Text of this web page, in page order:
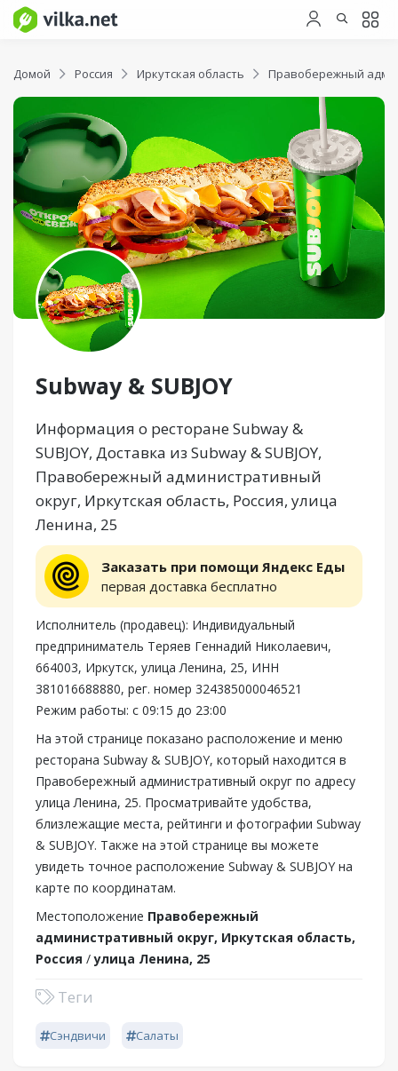
Домой Россия Иркутская область Правобережный
Subway & SUBJOY
Информация о ресторане Subway &
SUBJOY, Доставка из Subway & SUBJOY,
Правобережный административный
округ, Иркутская область, Россия, улица
Ленина, 25
Заказать при помощи Яндекс Еды
первая доставка бесплатно
Исполнитель (продавец): Индивидуальный
предприниматель Теряев Геннадий Николаевич,
664003, Иркутск, улица Ленина, 25, ИНН
381016688880, рег. номер 324385000046521
Режим работы: с 09:15 до 23:00
На этой странице показано расположение и меню
ресторана Subway & SUBJOY, который находится в
Правобережный административный округ по адресу
улица Ленина, 25. Просматривайте удобства,
близлежащие места, рейтинги и фотографии Subway
& SUBJOY. Также на этой странице вы можете
увидеть точное расположение Subway & SUBJOY на
карте по координатам.
Местоположение Правобережный
административный округ, Иркутская область,
Россия /улица Ленина, 25
Теги
Сэндвичи Салаты